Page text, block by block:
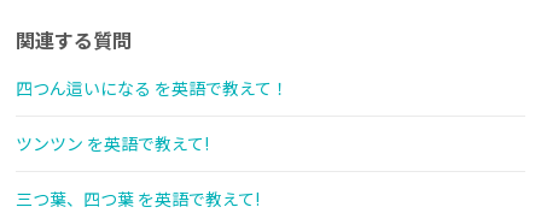
関連する質問
四つん這いになる を英語で教えて！
ツンツン を英語で教えて!
三つ葉、四つ葉 を英語で教えて!